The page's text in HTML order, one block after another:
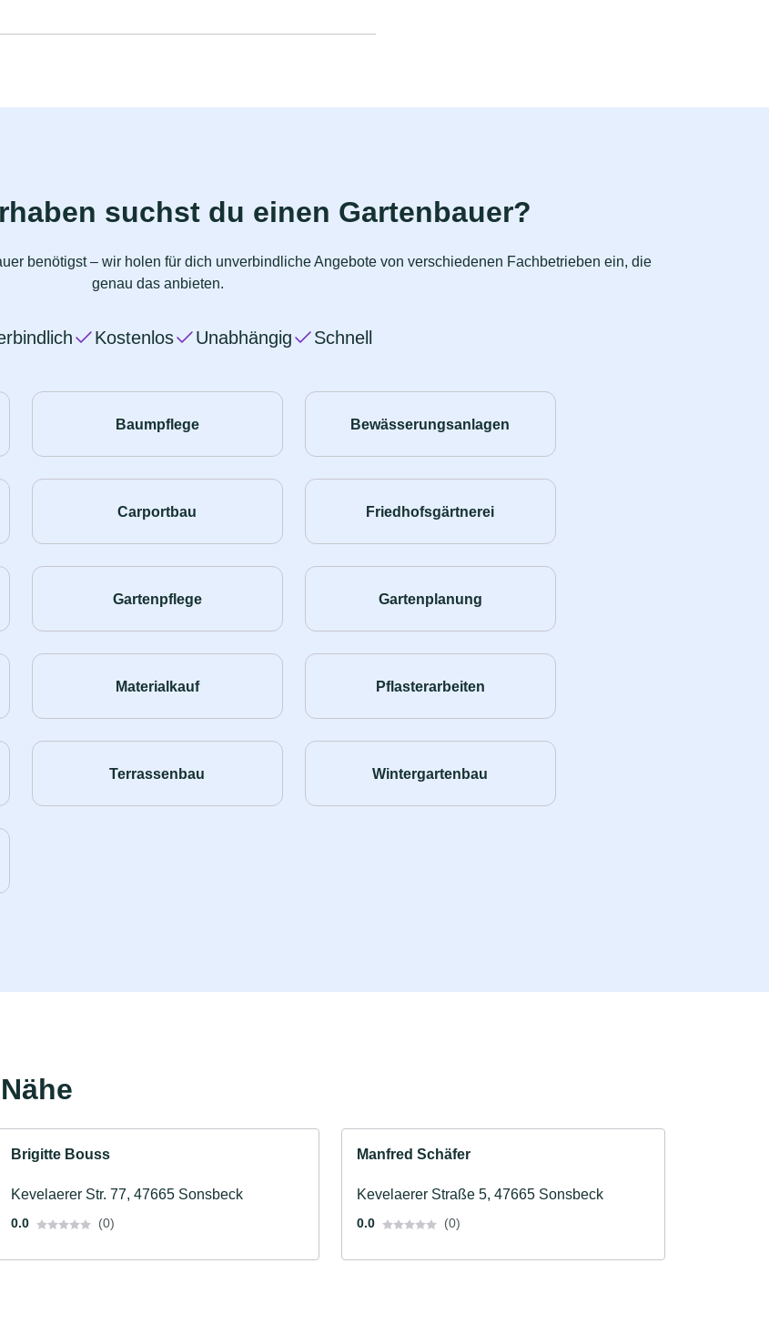
suchst du einen Gartenbauer?
benötigst – wir holen für dich unverbindliche Angebote von verschiedenen Fachbetrieben ein, die
genau das anbieten.
Kostenlos Unabhängig Schnell
Baumpflege Bewässerungsanlagen
Carportbau Friedhofsgärtnerei
Gartenpflege Gartenplanung
Materialkauf Pflasterarbeiten
Terrassenbau Wintergartenbau
Brigitte Bouss
Kevelaerer Str. 77, 47665 Sonsbeck
0.0 (0)
Manfred Schäfer
Kevelaerer Straße 5, 47665 Sonsbeck
0.0 (0)